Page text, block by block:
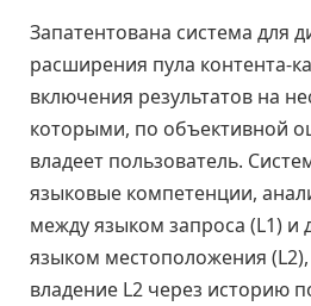
Запатентована система для
расширения пула контента-
включения результатов на
которыми, по объективной
владеет пользователь.
языковые компетенции,
между языком запроса (L1)
языком местоположения
владение L2 через историю